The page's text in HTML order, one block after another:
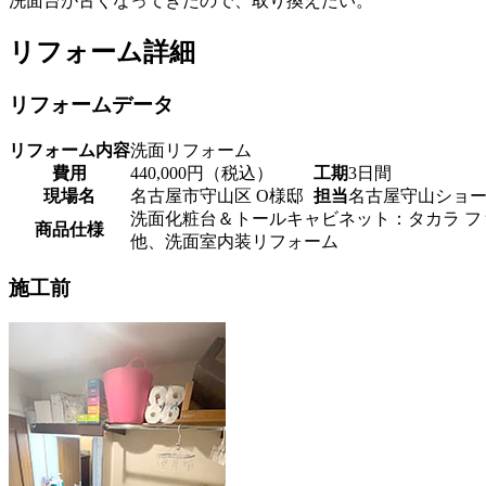
リフォーム詳細
リフォームデータ
リフォーム内容洗面リフォーム
費用
440,000円（税込） 工期3日間
現場名
名古屋市守山区 O様邸 担当名古屋守山ショ
商品仕様
洗面化粧台＆トールキャビネット：タカラ
他、洗面室内装リフォーム
施工前